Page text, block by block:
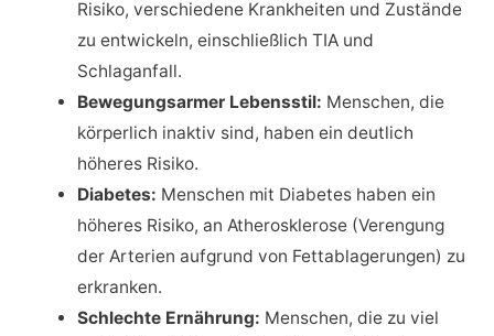
Risiko, verschiedene Krankheiten und Zustände
zu entwickeln, einschließlich TIA und
Schlaganfall.
Bewegungsarmer Lebensstil: Menschen, die
körperlich inaktiv sind, haben ein deutlich
höheres Risiko.
Diabetes: Menschen mit Diabetes haben ein
höheres Risiko, an Atherosklerose (Verengung
der Arterien aufgrund von Fettablagerungen) zu
erkranken.
Schlechte Ernährung: Menschen, die zu viel